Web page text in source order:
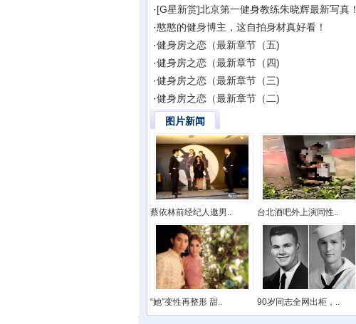
·[G星新赏]北京第一健身教练朱晓辉最新写真！
·憨憨的健身博主，这自拍身材真好看！
·健身房之恋（最新章节（五)
·健身房之恋（最新章节（四)
·健身房之恋（最新章节（三)
·健身房之恋（最新章节（二)
图片新闻
蔡依林前经纪人邀男.. 台北酒吧外上演同性..
“她”变性再整形 甜.. 90岁同志全网出柜，..